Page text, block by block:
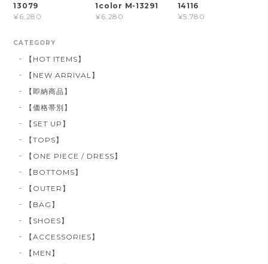
13079
¥6,280
1color M-13291
¥6,280
14116
¥5,780
CATEGORY
【HOT ITEMS】
【NEW ARRIVAL】
【即納商品】
【価格帯別】
【SET UP】
【TOPS】
【ONE PIECE / DRESS】
【BOTTOMS】
【OUTER】
【BAG】
【SHOES】
【ACCESSORIES】
【MEN】